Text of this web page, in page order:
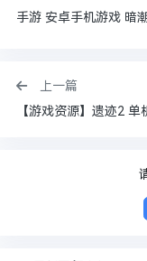
手游 安卓手机游戏 暗
上一篇